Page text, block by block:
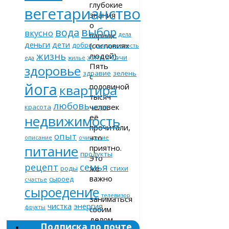
глубокие
знания
о
варнах
(сословиях
людей).
Пять
с
половиной
тысяч
человек
её
прочитали,
что
приятно.
Это
же
важно
–
заниматься
своим
делом,
вегетарианство
вкусно вода выбор дела
деньги дети добро дом духовность
еда жизнь жильё жить в Сочи
здоровье здравие зелень
йога квартира
красота любовь море
недвижимость
описание опыт очищение
питание продукты
рецепт роды семья стихи
счастье сыроед
сыроедение телевизор
фрукты чистка энергия
Подписка по почте